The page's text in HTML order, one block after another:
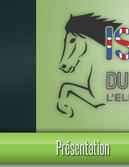
Présentation